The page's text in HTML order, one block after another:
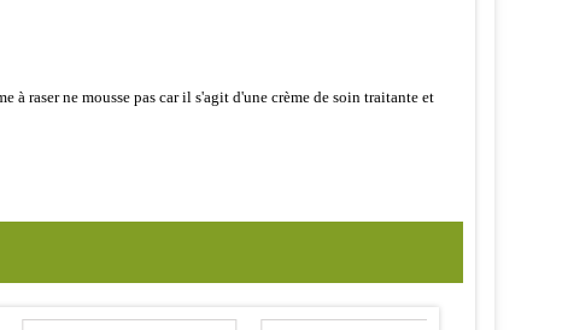
à raser ne mousse pas car il s'agit d'une crème de soin traitante et